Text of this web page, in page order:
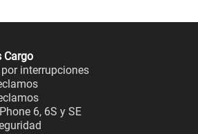
Cargo
interrupciones
6, 6S y SE